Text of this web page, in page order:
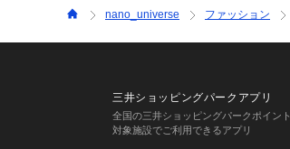
nano_universe ファッション
三井ショッピングパークアプリ
全国の三井ショッピングパークポイント
対象施設でご利用できるアプリ